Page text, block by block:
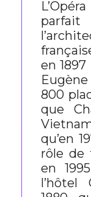
en
800
que
qu’en
rôle de
en
l’hôtel